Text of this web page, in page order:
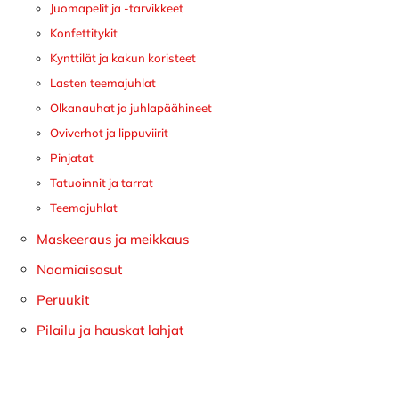
Juomapelit ja -tarvikkeet
Konfettitykit
Kynttilät ja kakun koristeet
Lasten teemajuhlat
Olkanauhat ja juhlapäähineet
Oviverhot ja lippuviirit
Pinjatat
Tatuoinnit ja tarrat
Teemajuhlat
Maskeeraus ja meikkaus
Naamiaisasut
Peruukit
Pilailu ja hauskat lahjat